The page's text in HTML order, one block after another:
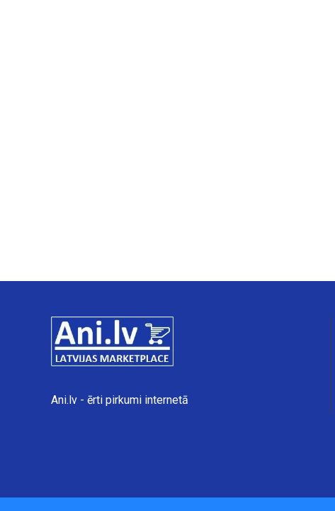
Ani.lv - ērti pirkumi internetā